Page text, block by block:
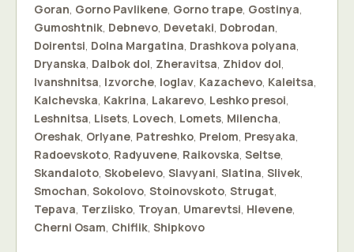
Goran, Gorno Pavlikene, Gorno trape, Gostinya,
Gumoshtnik, Debnevo, Devetaki, Dobrodan,
Doirentsi, Dolna Margatina, Drashkova polyana,
Dryanska, Dalbok dol, Zheravitsa, Zhidov dol,
Ivanshnitsa, Izvorche, Ioglav, Kazachevo, Kaleitsa,
Kalchevska, Kakrina, Lakarevo, Leshko presoi,
Leshnitsa, Lisets, Lovech, Lomets, Milencha,
Oreshak, Orlyane, Patreshko, Prelom, Presyaka,
Radoevskoto, Radyuvene, Raikovska, Seltse,
Skandaloto, Skobelevo, Slavyani, Slatina, Slivek,
Smochan, Sokolovo, Stoinovskoto, Strugat,
Tepava, Terziisko, Troyan, Umarevtsi, Hlevene,
Cherni Osam, Chiflik, Shipkovo